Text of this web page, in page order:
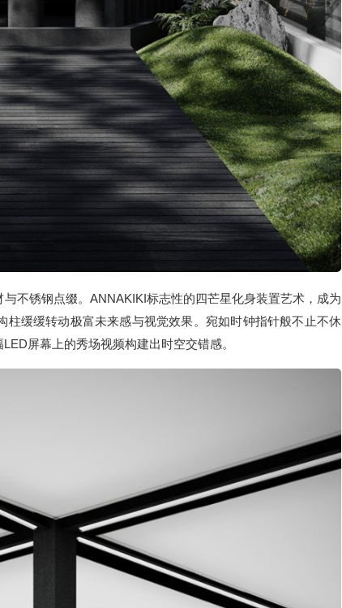
不锈钢点缀。ANNAKIKI标志性的四芒星化身装置艺术，成为
缓缓转动极富未来感与视觉效果。宛如时钟指针般不止不休
屏幕上的秀场视频构建出时空交错感。